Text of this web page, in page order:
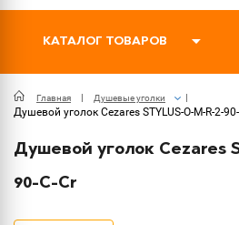
КАТАЛОГ ТОВАРОВ
Главная Душевые уголки
Душевой уголок Cezares STYLUS-O-M-R-2-
Душевой уголок Cezares
90-C-Cr